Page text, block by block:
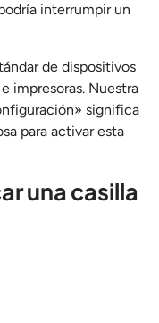
interrumpir un
de dispositivos
impresoras. Nuestra
significa
para activar esta
una casilla